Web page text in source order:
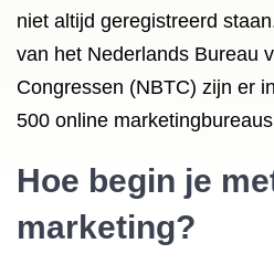
niet altijd geregistreerd
van het Nederlands Bureau
Congressen (NBTC) zijn er
500 online
Hoe begin je
marketing?